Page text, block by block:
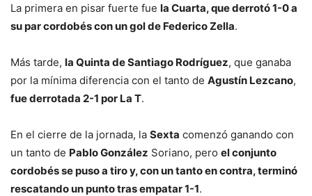
La primera en pisar fuerte fue la Cuarta, que derrotó 1-0 a
su par cordobés con un gol de Federico Zella.
Más tarde, la Quinta de Santiago Rodríguez, que ganaba
por la mínima diferencia con el tanto de Agustín Lezcano,
fue derrotada 2-1 por La T.
En el cierre de la jornada, la Sexta comenzó ganando con
un tanto de Pablo González Soriano, pero el conjunto
cordobés se puso a tiro y, con un tanto en contra, terminó
rescatando un punto tras empatar 1-1.